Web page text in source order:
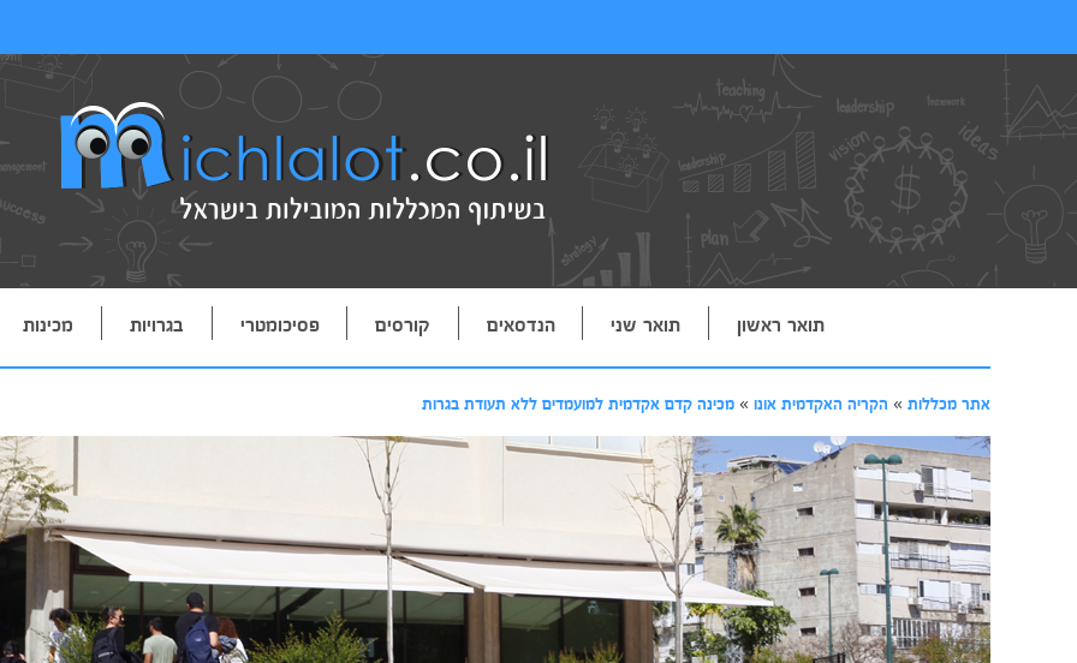
תואר ראשון תואר שני הנדסאים קורסים פסיכומטרי בגרויות מכינות
אתר מכללות » הקריה האקדמית אונו » מכינה קדם אקדמית למועמדים ללא תעודת בגרות